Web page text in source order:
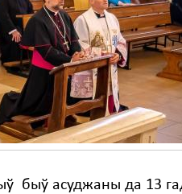
быў асуджаны да 13